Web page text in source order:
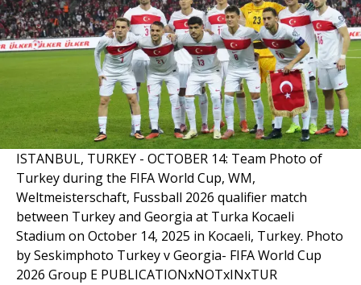
ISTANBUL, TURKEY - OCTOBER 14: Team Photo of
Turkey during the FIFA World Cup, WM,
Weltmeisterschaft, Fussball 2026 qualifier match
between Turkey and Georgia at Turka Kocaeli
Stadium on October 14, 2025 in Kocaeli, Turkey. Photo
by Seskimphoto Turkey v Georgia- FIFA World Cup
2026 Group E PUBLICATIONxNOTxINxTUR